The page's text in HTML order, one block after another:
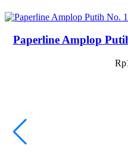
Paperline Amplop
Rp